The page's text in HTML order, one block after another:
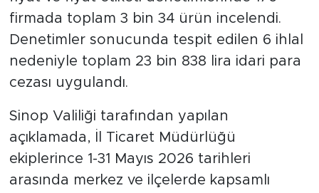
firmada toplam 3 bin 34 ürün incelendi.
Denetimler sonucunda tespit edilen 6 ihlal
nedeniyle toplam 23 bin 838 lira idari para
cezası uygulandı.
Sinop Valiliği tarafından yapılan
açıklamada, İl Ticaret Müdürlüğü
ekiplerince 1-31 Mayıs 2026 tarihleri
arasında merkez ve ilçelerde kapsamlı